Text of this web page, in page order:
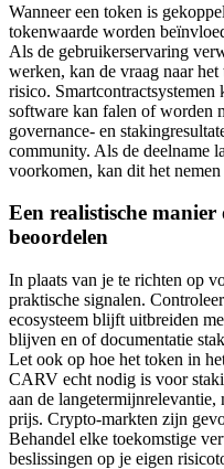
Wanneer een token is
tokenwaarde worden
Als de gebruikerservaring
werken, kan de vraag naar
risico. Smartcontractsystemen
software kan falen of worden
governance- en
community. Als de deelname
voorkomen, kan dit het
Een realistische manier
beoordelen
In plaats van je te richten op
praktische signalen.
ecosysteem blijft uitbreiden
blijven en of documentatie
Let ook op hoe het token in
CARV echt nodig is voor
aan de langetermijnrelevantie,
prijs. Crypto-markten zijn
Behandel elke toekomstige
beslissingen op je eigen